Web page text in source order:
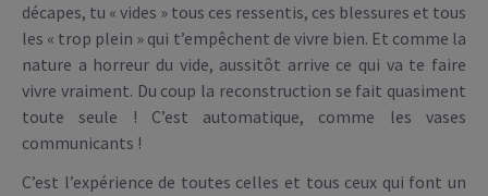
décapes, tu « vides » tous ces ressentis, ces blessures et tous
les « trop plein » qui t’empêchent de vivre bien. Et comme la
nature a horreur du vide, aussitôt arrive ce qui va te faire
vivre vraiment. Du coup la reconstruction se fait quasiment
toute seule ! C’est automatique, comme les vases
communicants !
C’est l’expérience de toutes celles et tous ceux qui font un